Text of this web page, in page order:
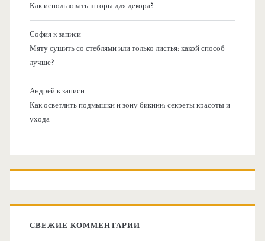
Как использовать шторы для декора?
Софияк записи
Мяту сушить со стеблями или только листья: какой способ
лучше?
Андрейк записи
Как осветлить подмышки и зону бикини: секреты красоты и
ухода
СВЕЖИЕ КОММЕНТАРИИ